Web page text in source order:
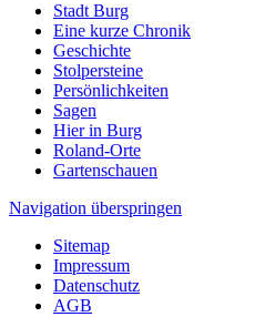
Stadt Burg
Eine kurze Chronik
Geschichte
Stolpersteine
Persönlichkeiten
Sagen
Hier in Burg
Roland-Orte
Gartenschauen
Navigation überspringen
Sitemap
Impressum
Datenschutz
AGB